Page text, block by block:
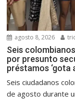
agosto 8, 2026
Seis
por presunto
préstamos ‘gota
Seis ciudadanos
de agosto durante